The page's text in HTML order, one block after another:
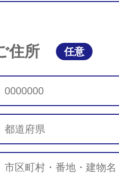
住所 任意